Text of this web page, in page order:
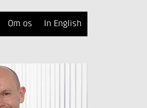
Om os In English